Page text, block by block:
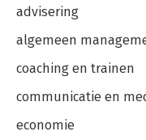
advisering
algemeen
coaching en trainen
communicatie en
economie